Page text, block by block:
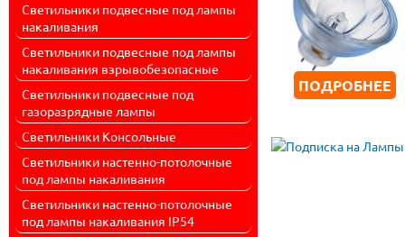
Светильники подвесные под лампы
накаливания
Светильники подвесные под лампы
накаливания взрывобезопасные
Светильники подвесные под
газоразрядные лампы
Светильники Консольные
Светильники настенно-потолочные
под лампы накаливания
Светильники настенно-потолочные
под лампы накаливания IP54
ПОДРОБНЕЕ